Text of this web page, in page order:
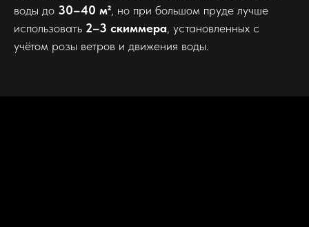
воды до 30–40 м² , но при большом пруде лучше
использовать 2–3 скиммера , установленных с
учётом розы ветров и движения воды.